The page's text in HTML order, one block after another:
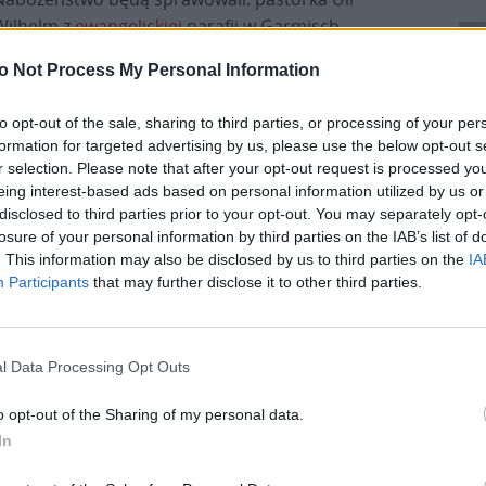
Not Process My Personal Information
opt-out of the sale, sharing to third parties, or processing of your
for targeted advertising by us, please use the below opt-out
selection. Please note that after your opt-out request is processed
interest-based ads based on personal information utilized by us
to third parties prior to your opt-out. You may separately
of your personal information by third parties on the IAB’s list of
This information may also be disclosed by us to third parties on the
Participants that may further disclose it to other third parties.
Data Processing Opt Outs
opt-out of the Sharing of my personal data.
zewangelickiejparafii w Garmisch-
duszpasterstwa turystycznego w
na wysokości około 2700 metrów kaplica
Najświętszej Maryi Panny na Zugspitz
najwyżej położonym miejscem kultu w
Poświęcił ją ówczesny kardynałJoseph
11 października 1981 roku w warunkach
szalejącej burzy śnieżnej.